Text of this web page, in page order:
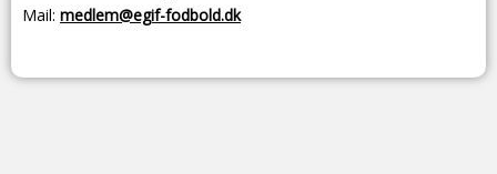
Mail: medlem@egif-fodbold.dk